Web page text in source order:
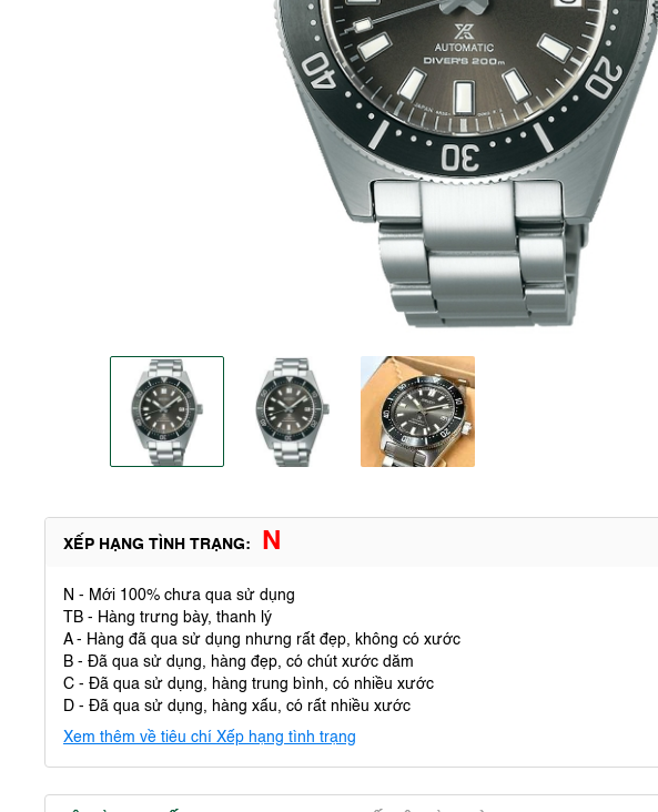
XẾP HẠNG TÌNH TRẠNG: N
N - Mới 100% chưa qua sử dụng
TB - Hàng trưng bày, thanh lý
A - Hàng đã qua sử dụng nhưng rất đẹp, không có xước
B - Đã qua sử dụng, hàng đẹp, có chút xước dăm
C - Đã qua sử dụng, hàng trung bình, có nhiều xước
D - Đã qua sử dụng, hàng xấu, có rất nhiều xước
Xem thêm về tiêu chí Xếp hạng tình trạng